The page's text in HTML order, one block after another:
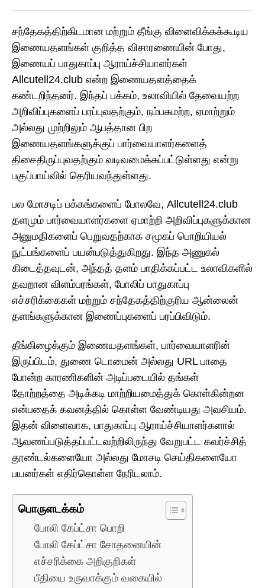
சந்தேகத்திற்கிடமான மற்றும் தீங்கு விளைவிக்கக்கூடிய
இணையதளங்கள் குறித்த விசாரணையின் போது,
இணையப் பாதுகாப்பு ஆராய்ச்சியாளர்கள்
Allcutell24.club என்ற இணையதளத்தைக்
கண்டறிந்தனர். இந்தப் பக்கம், உலாவியில் தேவையற்ற
அறிவிப்புகளைப் பரப்புவதற்கும், நம்பகமற்ற, ஏமாற்றும்
அல்லது முற்றிலும் ஆபத்தான பிற
இணையதளங்களுக்குப் பார்வையாளர்களைத்
திசைதிருப்புவதற்கும் வடிவமைக்கப்பட்டுள்ளது என்று
பகுப்பாய்வில் தெரியவந்துள்ளது.
பல மோசடிப் பக்கங்களைப் போலவே, Allcutell24.club
தளமும் பார்வையாளர்களை ஏமாற்றி அறிவிப்புகளுக்கான
அனுமதிகளைப் பெறுவதற்காக சமூகப் பொறியியல்
நுட்பங்களைப் பயன்படுத்துகிறது. இந்த அணுகல்
கிடைத்தவுடன், அந்தத் தளம் பாதிக்கப்பட்ட உலாவிகளில்
தவறான விளம்பரங்கள், போலிப் பாதுகாப்பு
எச்சரிக்கைகள் மற்றும் சந்தேகத்திற்குரிய ஆன்லைன்
தளங்களுக்கான இணைப்புகளைப் பரப்பிவிடும்.
தீங்கிழைக்கும் இணையதளங்கள், பார்வையாளரின்
இருப்பிடம், துணை டொமைன் அல்லது URL பாதை
போன்ற காரணிகளின் அடிப்படையில் தங்கள்
தோற்றத்தை அடிக்கடி மாற்றியமைத்துக் கொள்கின்றன
என்பதைக் கவனத்தில் கொள்ள வேண்டியது அவசியம்.
இதன் விளைவாக, பாதுகாப்பு ஆராய்ச்சியாளர்களால்
ஆவணப்படுத்தப்பட்டவற்றிலிருந்து வேறுபட்ட கவர்ச்சித்
தூண்டல்களையோ அல்லது மோசடி செய்திகளையோ
பயனர்கள் எதிர்கொள்ள நேரிடலாம்.
பொருளடக்கம்
போலி கேப்ட்சா பொறி
போலி கேப்ட்சா சோதனையின்
எச்சரிக்கை அறிகுறிகள்
பீதியை உருவாக்கும் வகையில்